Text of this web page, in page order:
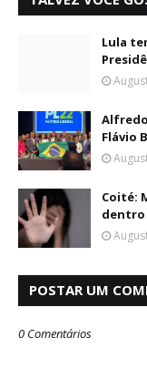
Lula
Flávio
Coité:
dentro
POSTAR UM
0 Comentários